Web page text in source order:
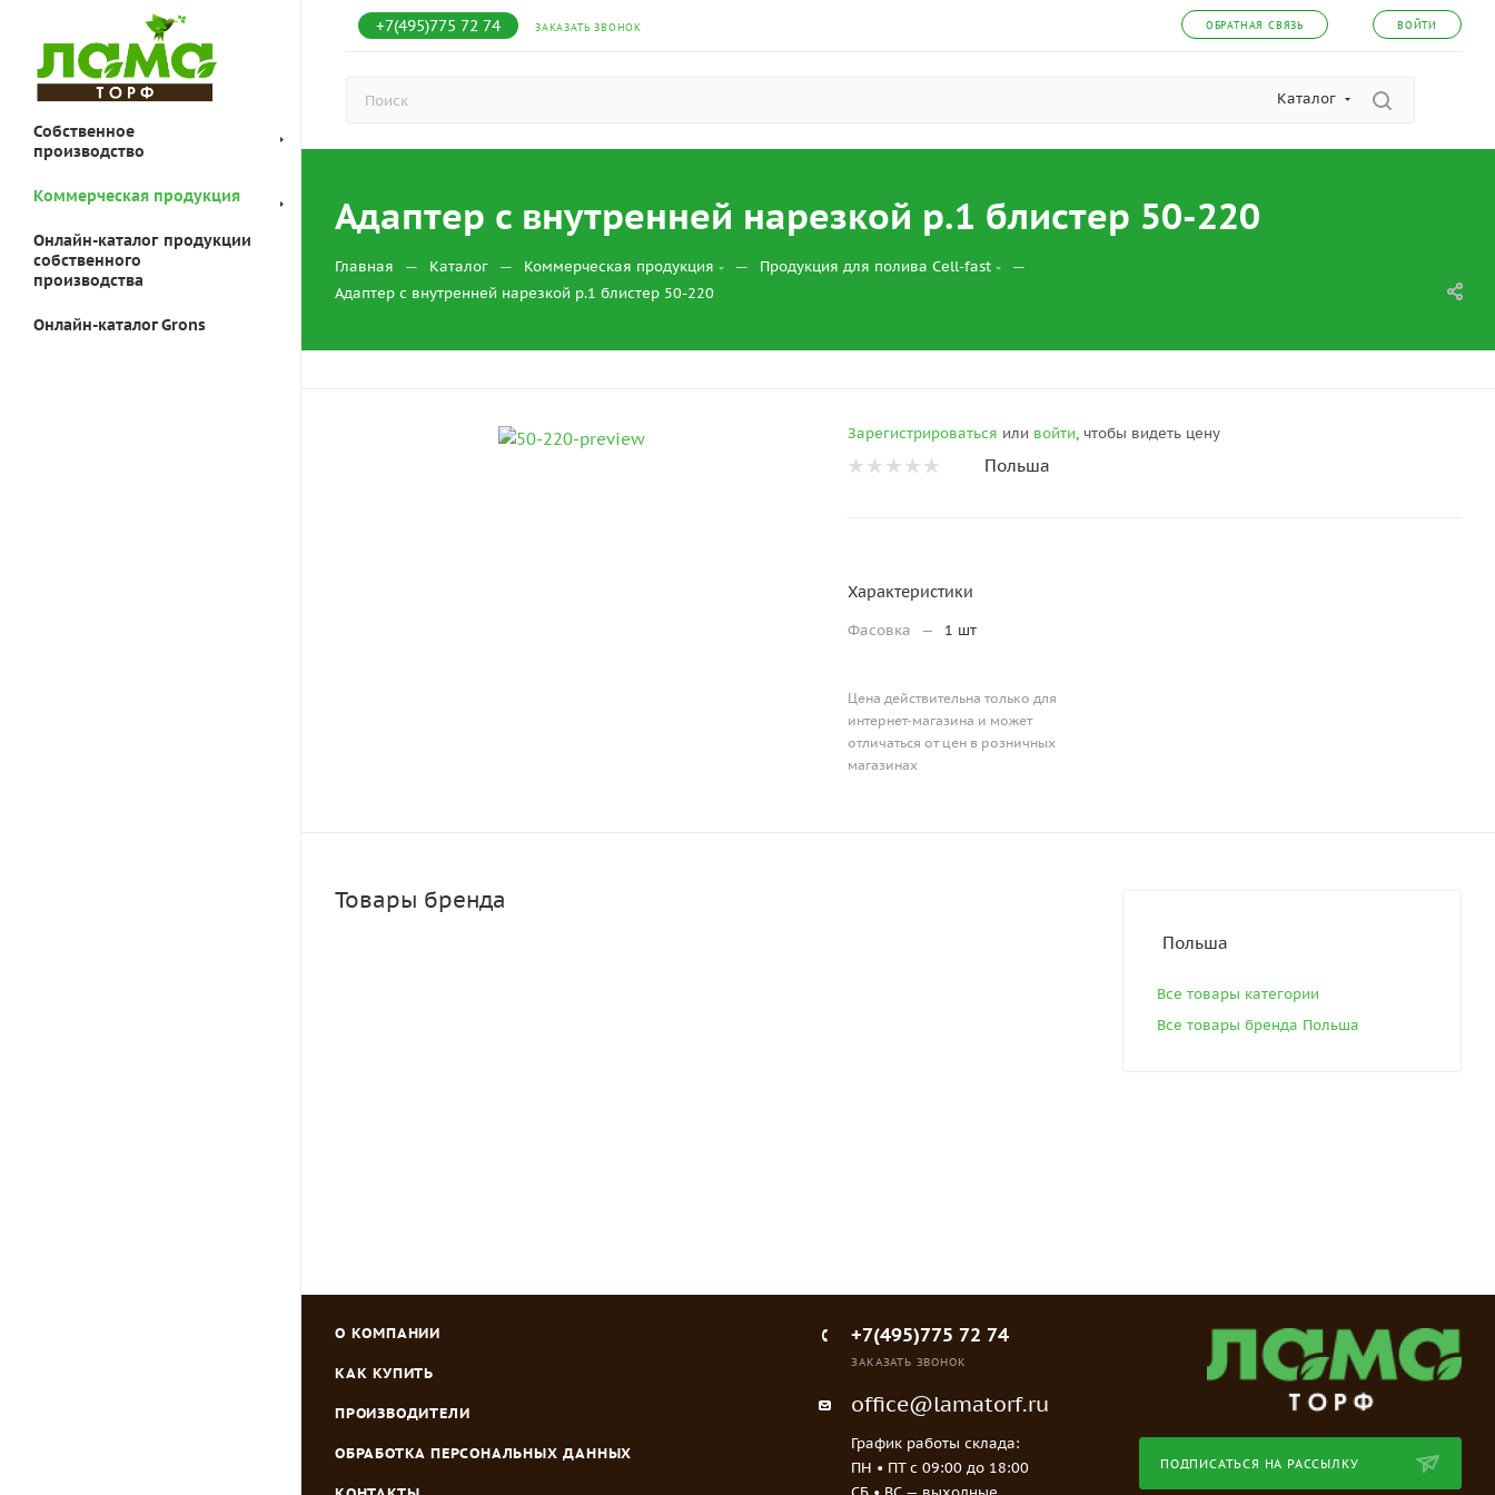
+7(495)775 72 74 ЗАКАЗАТЬ ЗВОНОК ОБРАТНАЯ СВЯЗЬ ВОЙТИ
Каталог
Собственное
производство
Коммерческая продукция
Онлайн-каталог продукции
собственного
производства
Онлайн-каталог Grons
Адаптер с внутренней нарезкой р.1 блистер 50-220
Главная — Каталог — Коммерческая продукция — Продукция для полива Cell-fast —
Адаптер с внутренней нарезкой р.1 блистер 50-220
Зарегистрироваться или войти, чтобы видеть цену
Польша
Характеристики
Фасовка — 1 шт
Цена действительна только для
интернет-магазина и может
отличаться от цен в розничных
магазинах
Товары бренда
Польша
Все товары категории
Все товары бренда Польша
О КОМПАНИИ
КАК КУПИТЬ
ПРОИЗВОДИТЕЛИ
ОБРАБОТКА ПЕРСОНАЛЬНЫХ ДАННЫХ
+7(495)775 72 74
ЗАКАЗАТЬ ЗВОНОК
office@lamatorf.ru
График работы склада:
ПН • ПТ c 09:00 до 18:00
ПОДПИСАТЬСЯ НА РАССЫЛКУ